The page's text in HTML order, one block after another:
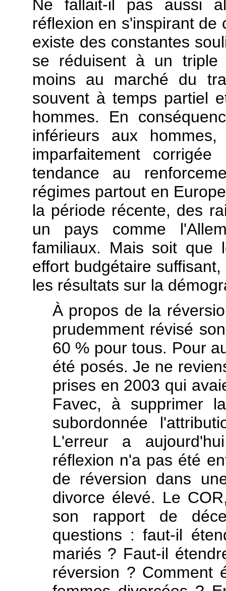
Ne fallait-il pas aussi
réflexion en s'inspirant de
existe des constantes
se réduisent à un triple
moins au marché du
souvent à temps partiel
hommes. En
inférieurs aux
imparfaitement
tendance au
régimes partout en
la période récente, des
un pays comme
familiaux. Mais soit que
effort budgétaire
les résultats sur la
À propos de la
prudemment révisé
60 % pour tous. Pour
été posés. Je ne
prises en 2003 qui
Favec, à supprimer
subordonnée
L'erreur a
réflexion n'a pas été
de réversion dans
divorce élevé. Le
son rapport de
questions : faut-il
mariés ? Faut-il
réversion ? Comment